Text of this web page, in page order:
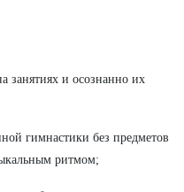
занятиях и осознанно их
гимнастики без предметов
ритмом;